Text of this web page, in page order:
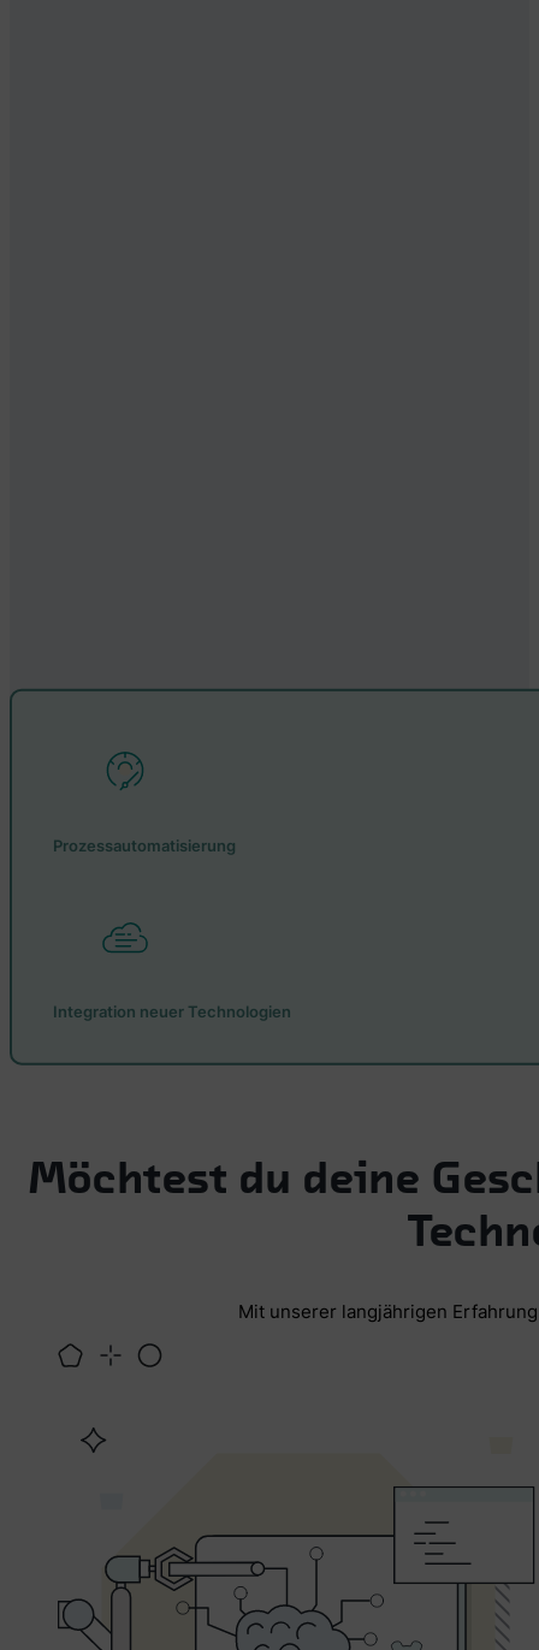
Prozessautomatisierung
Integration neuer Technologien
Möchtest du deine
Mit unserer langjährigen